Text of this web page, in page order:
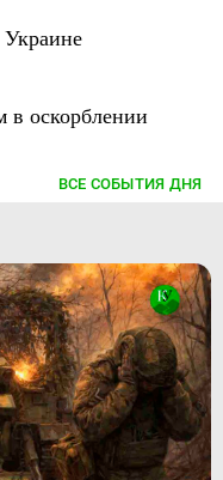
оскорблении
ВСЕ СОБЫТИЯ ДНЯ